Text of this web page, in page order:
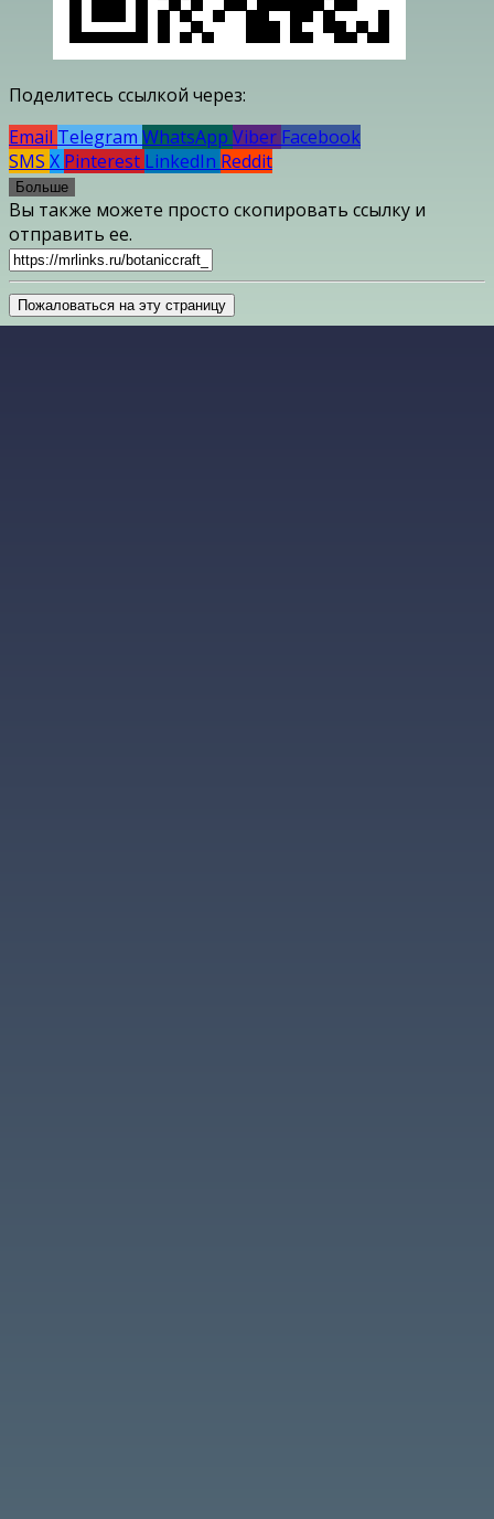
Поделитесь ссылкой через:
Email Telegram WhatsApp Viber Facebook
SMS X Pinterest LinkedIn Reddit
Больше
Вы также можете просто скопировать ссылку и
отправить ее.
Пожаловаться на эту страницу